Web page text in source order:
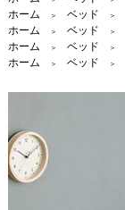
ホーム
＞ ベッド ＞
ホーム
＞ ベッド ＞
ホーム
＞ ベッド ＞
ホーム
＞ ベッド ＞